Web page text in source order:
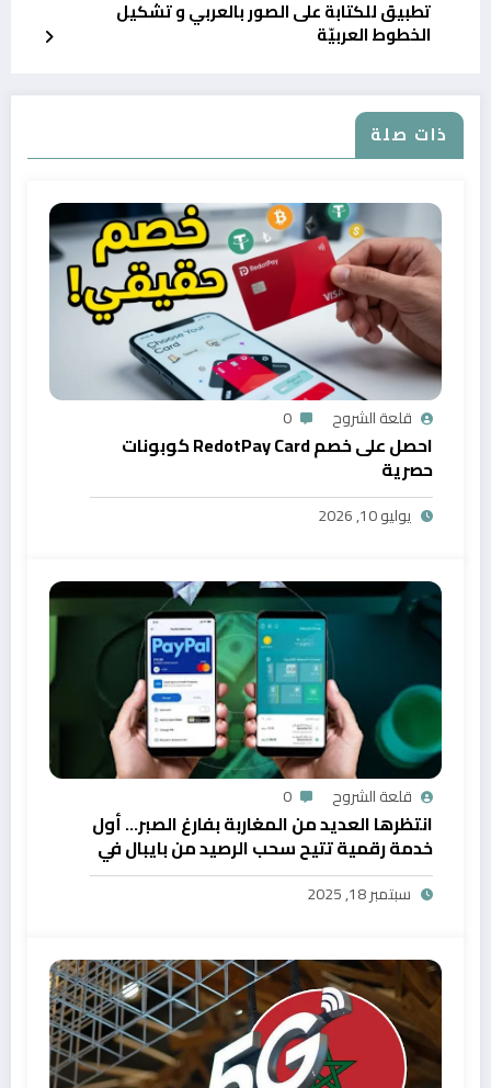
تطبيق للكتابة على الصور بالعربي و تشكيل
الخطوط العربيّة
ذات صلة
قلعة الشروح 0
احصل على خصم RedotPay Card كوبونات
حصرية
يوليو 10, 2026
قلعة الشروح 0
انتظرها العديد من المغاربة بفارغ الصبر… أول
خدمة رقمية تتيح سحب الرصيد من بايبال في
المغرب
سبتمبر 18, 2025